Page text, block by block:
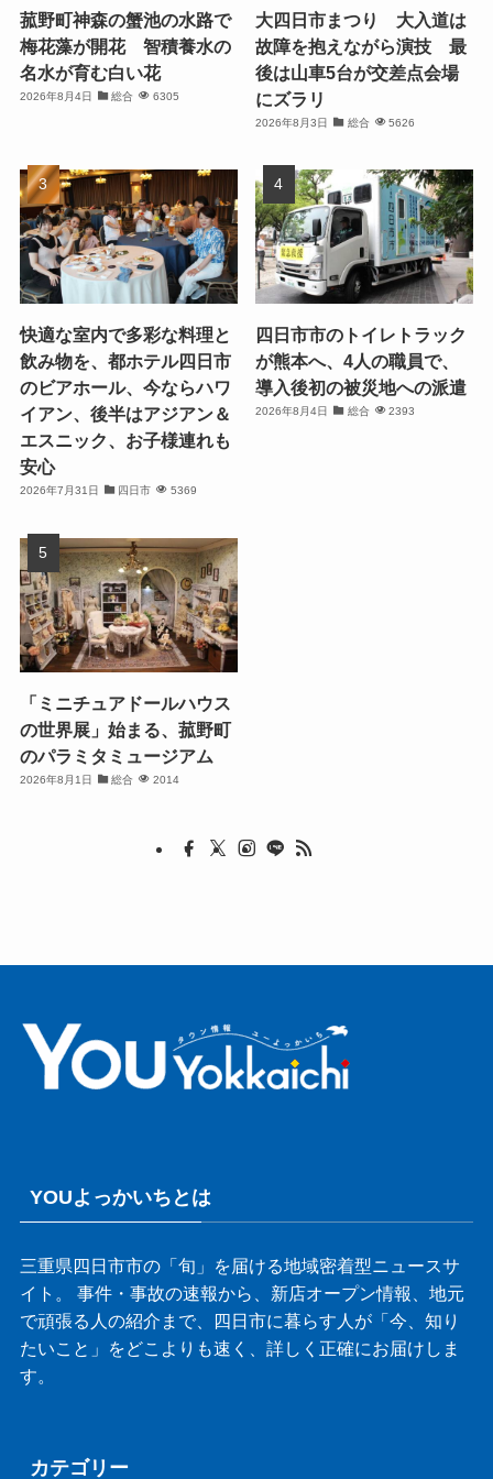
菰野町神森の蟹池の水路で
梅花藻が開花 智積養水の
名水が育む白い花
2026年8月4日 総合 6305
大四日市まつり 大入道は
故障を抱えながら演技 最
後は山車5台が交差点会場
にズラリ
2026年8月3日 総合 5626
快適な室内で多彩な料理と
飲み物を、都ホテル四日市
のビアホール、今ならハワ
イアン、後半はアジアン＆
エスニック、お子様連れも
安心
2026年7月31日 四日市 5369
四日市市のトイレトラック
が熊本へ、4人の職員で、
導入後初の被災地への派遣
2026年8月4日 総合 2393
「ミニチュアドールハウス
の世界展」始まる、菰野町
のパラミタミュージアム
2026年8月1日 総合 2014
YOUよっかいちとは
三重県四日市市の「旬」を届ける地域密着型ニュースサ
イト。 事件・事故の速報から、新店オープン情報、地元
で頑張る人の紹介まで、四日市に暮らす人が「今、知り
たいこと」をどこよりも速く、詳しく正確にお届けしま
す。
カテゴリー